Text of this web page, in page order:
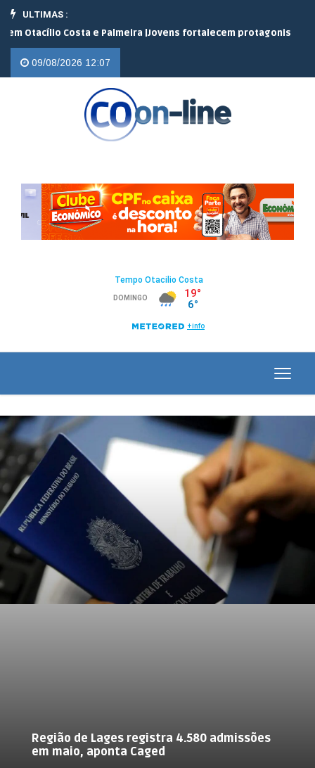
ULTIMAS :
Costa e Palmeira |Jovens fortalecem protagonismo no
09/08/2026 12:07
Região de Lages registra 4.580 admissões
em maio, aponta Caged